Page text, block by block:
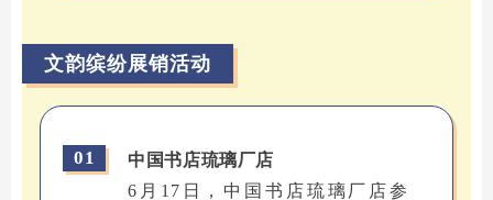
文韵缤纷展销活动
01
中国书店琉璃厂店
6月17日，中国书店琉璃厂店参